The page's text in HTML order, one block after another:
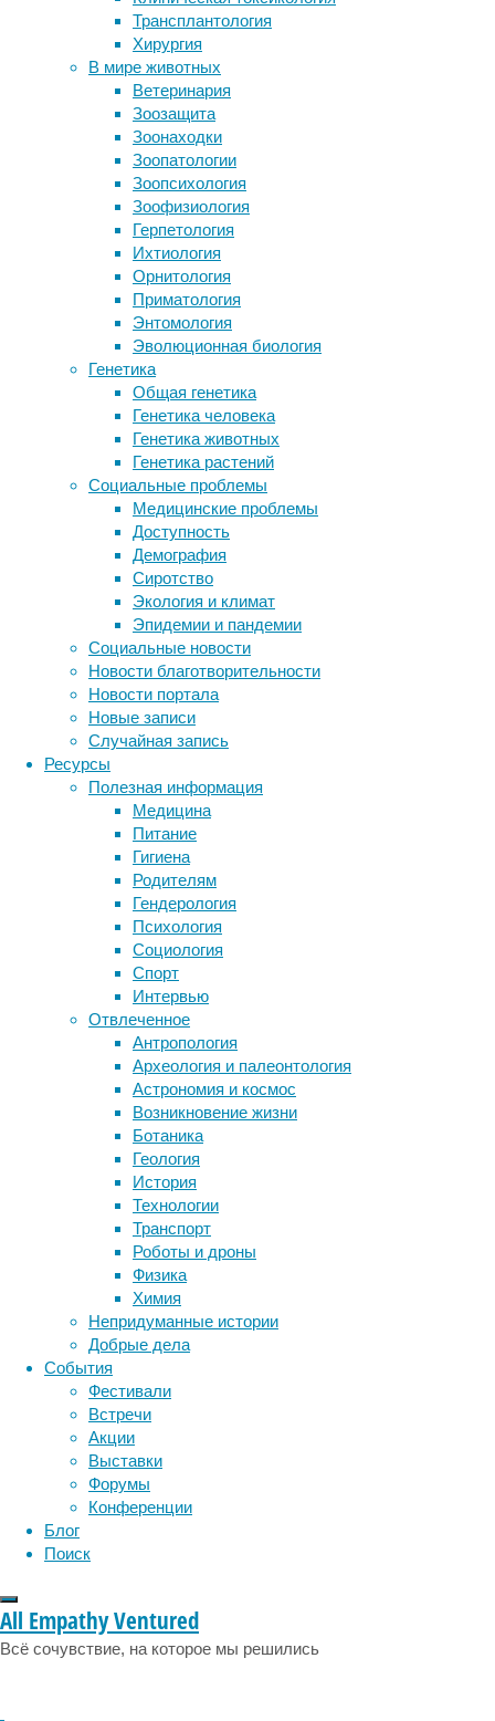
Трансплантология
Хирургия
В мире животных
Ветеринария
Зоозащита
Зоонаходки
Зоопатологии
Зоопсихология
Зоофизиология
Герпетология
Ихтиология
Орнитология
Приматология
Энтомология
Эволюционная биология
Генетика
Общая генетика
Генетика человека
Генетика животных
Генетика растений
Социальные проблемы
Медицинские проблемы
Доступность
Демография
Сиротство
Экология и климат
Эпидемии и пандемии
Социальные новости
Новости благотворительности
Новости портала
Новые записи
Случайная запись
Ресурсы
Полезная информация
Медицина
Питание
Гигиена
Родителям
Гендерология
Психология
Социология
Спорт
Интервью
Отвлеченное
Антропология
Археология и палеонтология
Астрономия и космос
Возникновение жизни
Ботаника
Геология
История
Технологии
Транспорт
Роботы и дроны
Физика
Химия
Непридуманные истории
Добрые дела
События
Фестивали
Встречи
Акции
Выставки
Форумы
Конференции
Блог
Поиск
All Empathy Ventured
Всё сочувствие, на которое мы решились
бактерии,
гастроэнтерология,
инфекции,
медицина
Систематический
обзор
метаанализ
224
исследований
из
всех
шести
регионов
Всемирной
организации
здравоохранения
(ВОЗ)
показали,
что
глобальная
распространенность
инфекции
Helicobacter
pylori
снизилась
58,2
процента
(1980-
1990-
е)
до
43,1
процента
(2011-
2022).
Возникновение
язвенной
болезни
желудка
аденокарциномы
желудка
наиболее
часто
связано
инфекцией
Helicobacter
pylori
—
грамотрицательной
спиралевидной
бактерии.
Язвенная
болезнь
в
2010
до
пяти
жизней
способом
Ломбард Кредитон — честные
деньги тогда, когда они
действительно нужны
Йогурт спасет от диабета второго
типа
Искусство выбора меню кофейни и
идеальной чашки кофе
В клеточный атлас мозга добавили
три тысячи клеток
Следите за новостями
Метки
ДНК бактерии биология
биотехнология вирусы
генетика дети
здоровье
инструменты и методы
исследования
лекарства медицина
мозг наука
нейробиология
нейрофизиология
поведение
сон социальные проблемы
физиология
эмоции